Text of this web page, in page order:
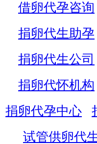
借卵代孕咨询
捐卵代生助孕
捐卵代生公司
捐卵代怀机构
捐卵代孕中心
试管供卵代